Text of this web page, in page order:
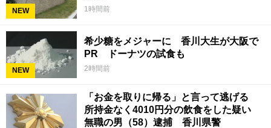
NEW 1時間前
NEW
希少糖をメジャーに 香川大生が大阪で
PR ドーナツの試食も
2時間前
「お金を取りに帰る」と言って逃げる
所持金なく4010円分の飲食をした疑い
無職の男（58）逮捕 香川県警